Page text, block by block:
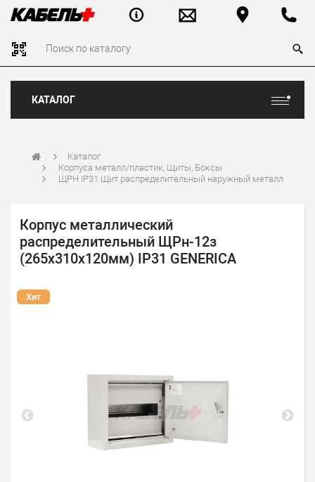
КАТАЛОГ
Каталог
Корпуса металл/пластик, Щиты, Боксы
ЩРН IP31 Щит распределительный наружный металл
Корпус металлический
распределительный ЩРн-12з
(265х310х120мм) IP31 GENERICA
Хит